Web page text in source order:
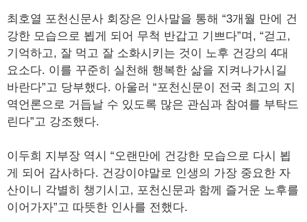
최호열 포천신문사 회장은 인사말을 통해 “3개월 만에 건
강한 모습으로 뵙게 되어 무척 반갑고 기쁘다”며, “걷고,
기억하고, 잘 먹고 잘 소화시키는 것이 노후 건강의 4대
요소다. 이를 꾸준히 실천해 행복한 삶을 지켜나가시길
바란다”고 당부했다. 아울러 “포천신문이 전국 최고의 지
역언론으로 거듭날 수 있도록 많은 관심과 참여를 부탁드
린다”고 강조했다.
이두희 지부장 역시 “오랜만에 건강한 모습으로 다시 뵙
게 되어 감사하다. 건강이야말로 인생의 가장 중요한 자
산이니 각별히 챙기시고, 포천신문과 함께 즐거운 노후를
이어가자”고 따뜻한 인사를 전했다.